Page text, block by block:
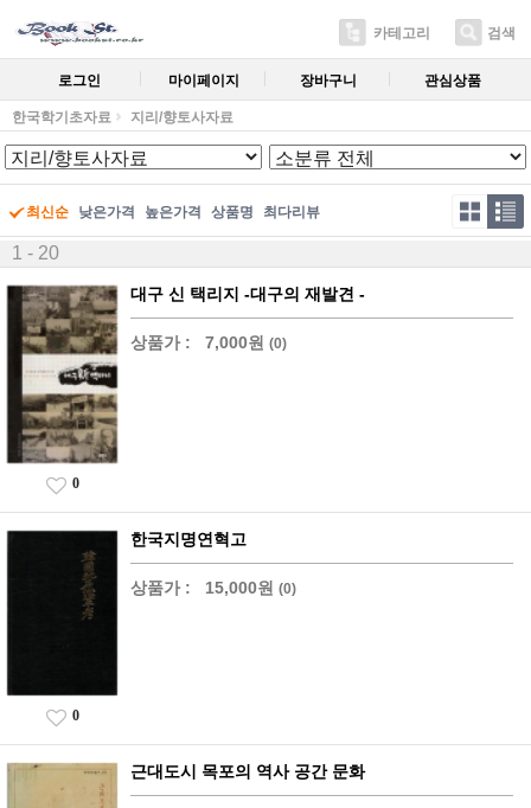
카테고리 검색
로그인 마이페이지 장바구니 관심상품
한국학기초자료 지리/향토사자료
최신순 낮은가격 높은가격 상품명 최다리뷰
1 - 20
대구 신 택리지 -대구의 재발견 -
상품가 : 7,000원 (0)
0
한국지명연혁고
상품가 : 15,000원 (0)
0
근대도시 목포의 역사 공간 문화